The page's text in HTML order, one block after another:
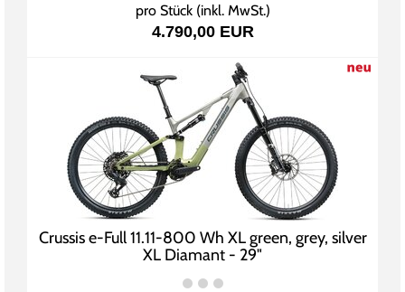
pro Stück (inkl. MwSt.)
4.790,00 EUR
Crussis e-Full 11.11-800 Wh XL green, grey, silver
XL Diamant - 29"